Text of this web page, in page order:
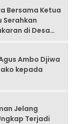
Bersama Ketua
Serahkan
di Desa
Ambo Djiwa
kepada
Jelang
Terjadi